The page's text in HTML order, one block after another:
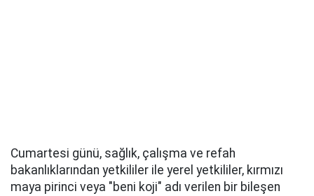
Cumartesi günü, sağlık, çalışma ve refah
bakanlıklarından yetkililer ile yerel yetkililer, kırmızı
maya pirinci veya "beni koji" adı verilen bir bileşen